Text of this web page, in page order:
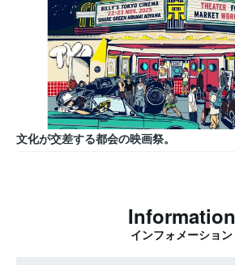
文化が交差する都会の映画祭。
Information
インフォメーション